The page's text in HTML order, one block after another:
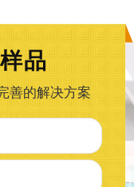
品
善的解决方案